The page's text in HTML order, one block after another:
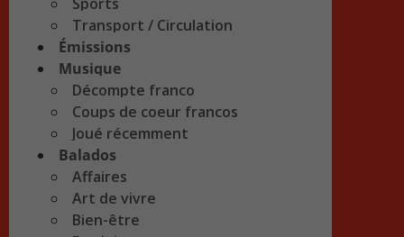
Transport / Circulation
Émissions
Musique
Décompte franco
Coups de coeur francos
Joué récemment
Balados
Affaires
Art de vivre
Bien-être